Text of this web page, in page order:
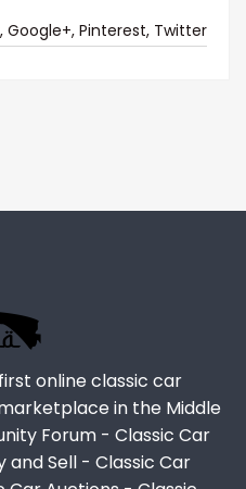
Google+, Pinterest, Twitter
online classic car
in the Middle
Forum - Classic Car
and Sell - Classic Car